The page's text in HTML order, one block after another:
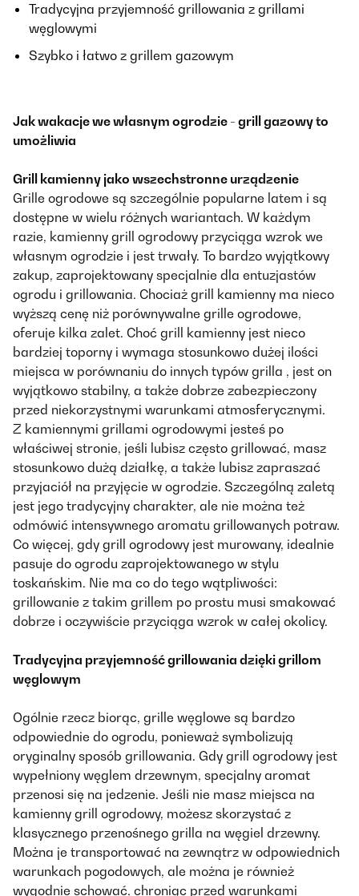
Tradycyjna przyjemność grillowania z grillami
węglowymi
Szybko i łatwo z grillem gazowym
Jak wakacje we własnym ogrodzie - grill gazowy to
umożliwia
Grill kamienny jako wszechstronne urządzenie
Grille ogrodowe są szczególnie popularne latem i są
dostępne w wielu różnych wariantach. W każdym
razie, kamienny grill ogrodowy przyciąga wzrok we
własnym ogrodzie i jest trwały. To bardzo wyjątkowy
zakup, zaprojektowany specjalnie dla entuzjastów
ogrodu i grillowania. Chociaż grill kamienny ma nieco
wyższą cenę niż porównywalne grille ogrodowe,
oferuje kilka zalet. Choć grill kamienny jest nieco
bardziej toporny i wymaga stosunkowo dużej ilości
miejsca w porównaniu do innych typów grilla , jest on
wyjątkowo stabilny, a także dobrze zabezpieczony
przed niekorzystnymi warunkami atmosferycznymi.
Z kamiennymi grillami ogrodowymi jesteś po
właściwej stronie, jeśli lubisz często grillować, masz
stosunkowo dużą działkę, a także lubisz zapraszać
przyjaciół na przyjęcie w ogrodzie. Szczególną zaletą
jest jego tradycyjny charakter, ale nie można też
odmówić intensywnego aromatu grillowanych potraw.
Co więcej, gdy grill ogrodowy jest murowany, idealnie
pasuje do ogrodu zaprojektowanego w stylu
toskańskim. Nie ma co do tego wątpliwości:
grillowanie z takim grillem po prostu musi smakować
dobrze i oczywiście przyciąga wzrok w całej okolicy.
Tradycyjna przyjemność grillowania dzięki grillom
węglowym
Ogólnie rzecz biorąc, grille węglowe są bardzo
odpowiednie do ogrodu, ponieważ symbolizują
oryginalny sposób grillowania. Gdy grill ogrodowy jest
wypełniony węglem drzewnym, specjalny aromat
przenosi się na jedzenie. Jeśli nie masz miejsca na
kamienny grill ogrodowy, możesz skorzystać z
klasycznego przenośnego grilla na węgiel drzewny.
Można je transportować na zewnątrz w odpowiednich
warunkach pogodowych, ale można je również
wygodnie schować, chroniąc przed warunkami